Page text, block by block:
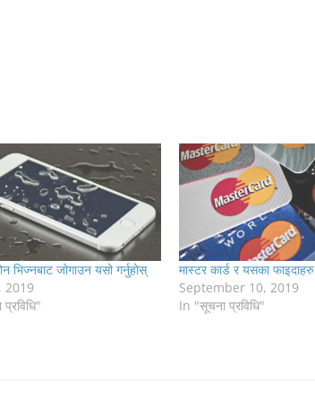
भिज्नबाट जोगाउन यसो गर्नुहोस्
2019
मास्टर कार्ड र यसका फाइदाहरु
September 10, 2019
In "सूचना प्रविधि"